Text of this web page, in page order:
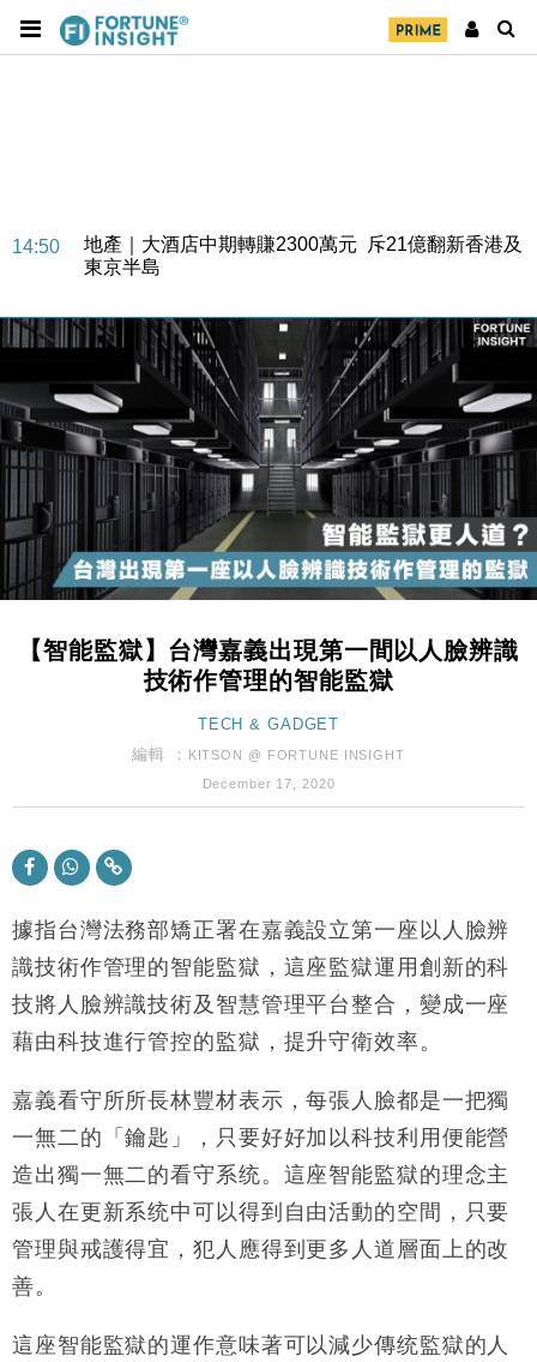
14:50
地產｜大酒店中期轉賺2300萬元 斥21億翻新香港及
東京半島
財經｜香港7月PMI回落至51 企業擴張放慢兼縮減人
手
11:40
財經｜黑石傳再籌逾360億美元 支援Anthropic租用
Google晶片
財經｜美商務部擬擴大金屬關稅範圍 14類產品或加徵
25%
18:15
本地｜新世界K11 9月升級會員制度 增鉑金卡級別鎖
定高消費客群
17:40
財經｜本港6月零售額連升14個月 珠寶鐘錶銷售升勢
16:33
財經｜滙控重啟最多10億美元回購 派息比率目標維持
財經｜SHEIN傳最快8月中招股 估值料降至400億美
元以下
財經｜精星香港夥菜鳥拓全球智慧倉儲市場 加快海外
市場落地
14:50
東京半島
12:30
財經｜香港7月PMI回落至51 企業擴張放慢兼縮減人
11:40
Google晶片
10:57
25%
18:15
本地｜新世界K11 9月升級會員制度 增鉑金卡級別鎖
定高消費客群
17:40
財經｜本港6月零售額連升14個月 珠寶鐘錶銷售升勢
最強
16:33
財經｜滙控重啟最多10億美元回購 派息比率目標維持
元以下
【智能監獄】台灣嘉義出現第一間以人臉辨識
技術作管理的智能監獄
TECH & GADGET
編輯 ：
KITSON @ FORTUNE INSIGHT
December 17, 2020
據指台灣法務部矯正署在嘉義設立第一座以人臉辨
識技術作管理的智能監獄，這座監獄運用創新的科
技將人臉辨識技術及智慧管理平台整合，變成一座
藉由科技進行管控的監獄，提升守衛效率。
嘉義看守所所長林豐材表示，每張人臉都是一把獨
一無二的「鑰匙」，只要好好加以科技利用便能營
造出獨一無二的看守系统。這座智能監獄的理念主
張人在更新系统中可以得到自由活動的空間，只要
管理與戒護得宜，犯人應得到更多人道層面上的改
善。
這座智能監獄的運作意味著可以減少傳统監獄的人